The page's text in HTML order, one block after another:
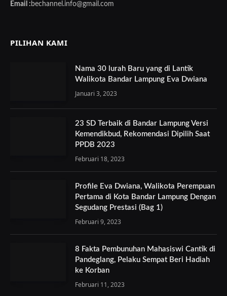
Email : bechannel.info@gmail.com
PILIHAN KAMI
Nama 30 lurah Baru yang di Lantik
Walikota Bandar Lampung Eva Dwiana
Januari 3, 2023
23 SD Terbaik di Bandar Lampung Versi
Kemendikbud, Rekomendasi Dipilih Saat
PPDB 2023
Februari 18, 2023
Profile Eva Dwiana, Walikota Perempuan
Pertama di Kota Bandar Lampung Dengan
Segudang Prestasi (Bag 1)
Februari 9, 2023
8 Fakta Pembunuhan Mahasiswi Cantik di
Pandeglang, Pelaku Sempat Beri Hadiah
ke Korban
Februari 11, 2023